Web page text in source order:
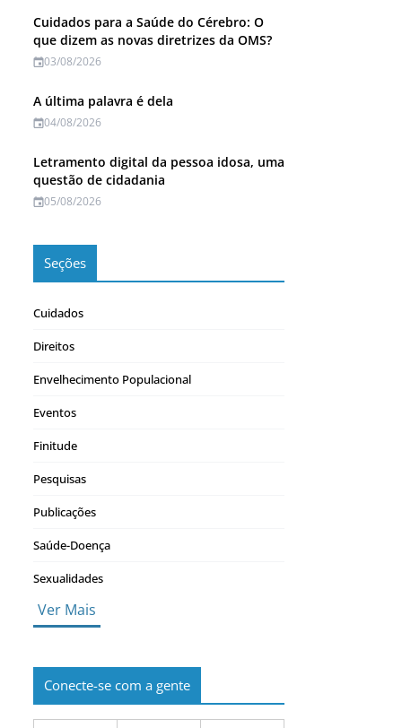
Cuidados para a Saúde do Cérebro: O
que dizem as novas diretrizes da OMS?
03/08/2026
A última palavra é dela
04/08/2026
Letramento digital da pessoa idosa, uma
questão de cidadania
05/08/2026
Seções
Cuidados
Direitos
Envelhecimento Populacional
Eventos
Finitude
Pesquisas
Publicações
Saúde-Doença
Sexualidades
Ver Mais
Conecte-se com a gente